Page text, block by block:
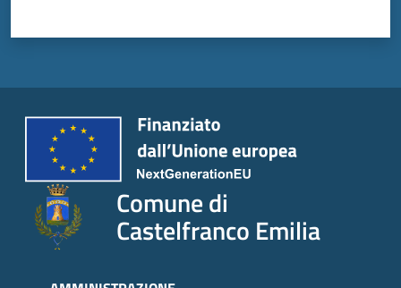
Comune di
Castelfranco Emilia